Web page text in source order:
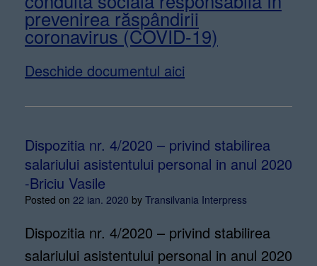
prevenirea răspândirii
coronavirus (COVID-19)
Deschide documentul aici
Dispozitia nr. 4/2020 – privind stabilirea
salariului asistentului personal in anul 2020
-Briciu Vasile
Posted on 22 ian. 2020 by Transilvania Interpress
Dispozitia nr. 4/2020 – privind stabilirea
salariului asistentului personal in anul 2020